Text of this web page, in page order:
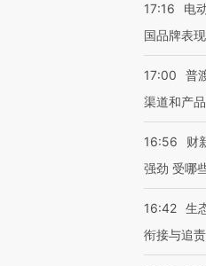
17:16
电
国品牌表
17:00
普
渠道和产
16:56
财
强劲 受哪
16:42 生
衔接与追